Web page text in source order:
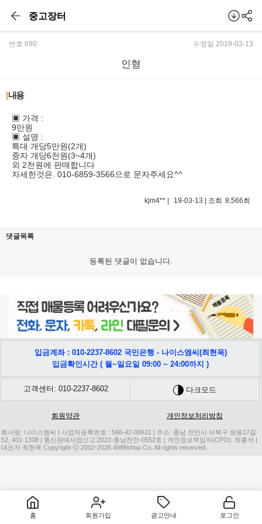
중고장터
번호 690 수정일 2019-03-13
인형
본문
|내용
▣ 가격 :
9만원
▣ 설명 :
특대 개당5만원(2개)
중자 개당6천원(3~4개)
외 2천원에 판매합니다
자세한것은. 010-6859-3566으로 문자주세요^^
kjm4** 19-03-13 | 조회 8,566회
댓글목록
등록된 댓글이 없습니다.
입금계좌 : 010-2237-8602 국민은행 - 나이스엠씨(최현욱)
입금확인시간 ( 월~일요일 09:00 ~ 24:00까지 )
고객센터: 010-2237-8602 다크모드
회원약관 개인정보처리방침
회사명: 나이스엠씨 | 사업자등록번호 : 566-42-00631 | 주소: 충남 천안시 서북구 쌍용17길
52, 401-1308 | 통신판매사업신고:2022-충남천안-0552호 | 개인정보책임자(CPO): 최홍석 |
대표자 최현욱 Copyright ⓒ 2002-2026 4989shop Co. All rights reserved.
홈 회원가입 광고안내 로그인